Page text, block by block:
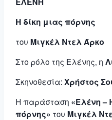
Η δίκη μιας πόρνης
του Μιγκέλ Ντελ Άρκο
Στο ρόλο της Ελένης, η
Σκηνοθεσία: Χρήστος
Η παράσταση «Ελένη –
πόρνης» του Μιγκέλ